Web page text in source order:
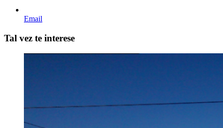
Email
Tal vez te interese